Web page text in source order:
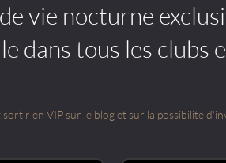
vie nocturne
dans tous les clubs
sortir en VIP sur le blog et sur la possibilité